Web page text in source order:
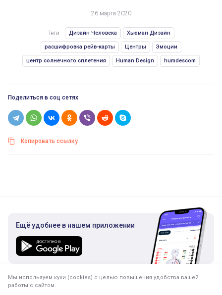
26 марта 2020
Теги: Дизайн Человека Хьюман Дизайн
расшифровка рейв-карты Центры Эмоции
центр солнечного сплетения Human Design humdescom
Поделиться в соц сетях
Копировать ссылку
Ещё удобнее в нашем приложении
Подписка на рассылку
Мы используем куки (cookies) с целью повышения удобства вашей
работы с сайтом.